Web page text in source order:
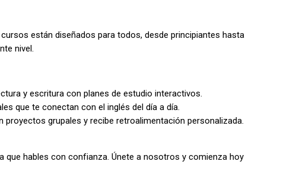
están diseñados para todos, desde principiantes hasta
nivel.
y escritura con planes de estudio interactivos.
que te conectan con el inglés del día a día.
grupales y recibe retroalimentación personalizada.
que hables con confianza. Únete a nosotros y comienza hoy